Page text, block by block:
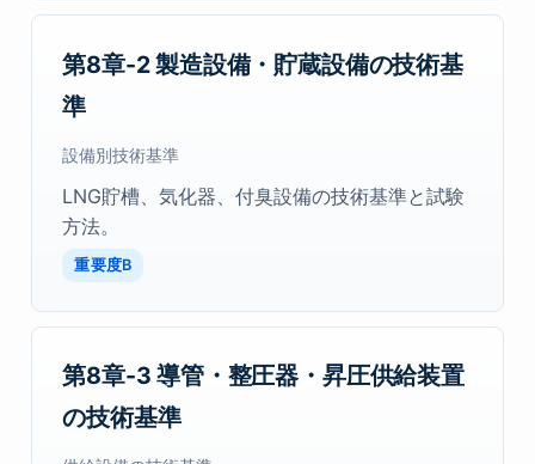
第8章-2 製造設備・貯蔵設備の技術基
準
設備別技術基準
LNG貯槽、気化器、付臭設備の技術基準と試験
方法。
重要度B
第8章-3 導管・整圧器・昇圧供給装置
の技術基準